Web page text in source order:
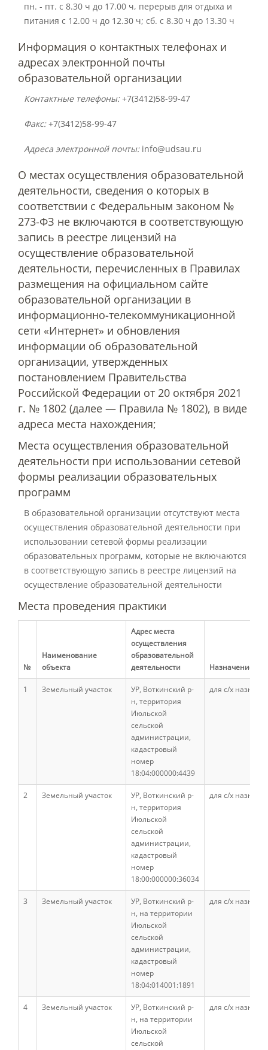
Подразделения
Документы
Закупки
Учебный процесс
Защита персональных данных
Информация о проверках
Учетная политика
Партнеры
Безопасность
Противодействие коррупции
Противодействие терроризму
Предотвращение кризисных ситуаций
Ответственность за разжигание
межнациональной розни
Контакты
Наши услуги
Международная деятельность
Организации-партнеры
Договоры о сотрудничестве
Зарубежные стажировки
Иностранным студентам
пн. - пт. с 8.30 ч до 17.00 ч, перерыв для отдыха и
питания с 12.00 ч до 12.30 ч; сб. с 8.30 ч до 13.30 ч
Информация о контактных телефонах и
адресах электронной почты
образовательной организации
Контактные телефоны: +7(3412)58-99-47
Факс: +7(3412)58-99-47
Адреса электронной почты: info@udsau.ru
О местах осуществления образовательной
деятельности, сведения о которых в
соответствии с Федеральным законом №
273-ФЗ не включаются в соответствующую
запись в реестре лицензий на
осуществление образовательной
деятельности, перечисленных в Правилах
размещения на официальном сайте
образовательной организации в
информационно-телекоммуникационной
сети «Интернет» и обновления
информации об образовательной
организации, утвержденных
постановлением Правительства
Российской Федерации от 20 октября 2021
г. № 1802 (далее — Правила № 1802), в виде
адреса места нахождения;
Места осуществления образовательной
деятельности при использовании сетевой
формы реализации образовательных
программ
В образовательной организации отсутствуют места
осуществления образовательной деятельности при
использовании сетевой формы реализации
образовательных программ, которые не включаются
в соответствующую запись в реестре лицензий на
осуществление образовательной деятельности
Места проведения практики
№
Наименование
объекта
Адрес места
осуществления
образовательной
деятельности
Назначение
1 Земельный участок
УР, Воткинский р-
н, территория
Июльской
сельской
администрации,
кадастровый
номер
18:04:000000:4439
для с/х
2 Земельный участок
УР, Воткинский р-
н, территория
Июльской
сельской
администрации,
кадастровый
номер
18:00:000000:36034
для с/х
3 Земельный участок
УР, Воткинский р-
н, на территории
Июльской
сельской
администрации,
кадастровый
номер
18:04:014001:1891
для с/х
4 Земельный участок
УР, Воткинский р-
н, на территории
Июльской
сельской
для с/х